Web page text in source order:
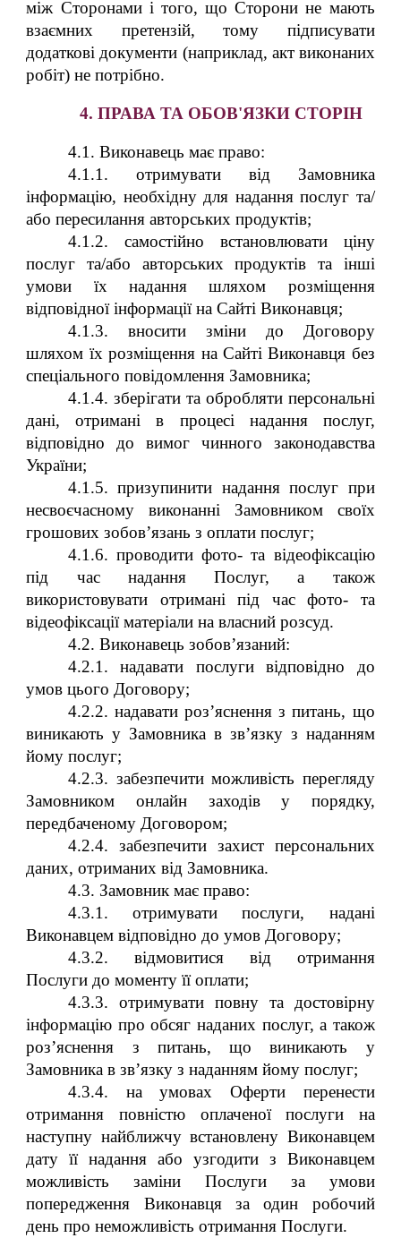
між Сторонами і того, що Сторони не мають
взаємних претензій, тому підписувати
додаткові документи (наприклад, акт виконаних
робіт) не потрібно.
4. ПРАВА ТА ОБОВ'ЯЗКИ СТОРІН
4.1. Виконавець має право:
4.1.1. отримувати від Замовника
інформацію, необхідну для надання послуг та/
або пересилання авторських продуктів;
4.1.2. самостійно встановлювати ціну
послуг та/або авторських продуктів та інші
умови їх надання шляхом розміщення
відповідної інформації на Сайті Виконавця;
4.1.3. вносити зміни до Договору
шляхом їх розміщення на Сайті Виконавця без
спеціального повідомлення Замовника;
4.1.4. зберігати та обробляти персональні
дані, отримані в процесі надання послуг,
відповідно до вимог чинного законодавства
України;
4.1.5. призупинити надання послуг при
несвоєчасному виконанні Замовником своїх
грошових зобов’язань з оплати послуг;
4.1.6. проводити фото- та відеофіксацію
під час надання Послуг, а також
використовувати отримані під час фото- та
відеофіксації матеріали на власний розсуд.
4.2. Виконавець зобов’язаний:
4.2.1. надавати послуги відповідно до
умов цього Договору;
4.2.2. надавати роз’яснення з питань, що
виникають у Замовника в зв’язку з наданням
йому послуг;
4.2.3. забезпечити можливість перегляду
Замовником онлайн заходів у порядку,
передбаченому Договором;
4.2.4. забезпечити захист персональних
даних, отриманих від Замовника.
4.3. Замовник має право:
4.3.1. отримувати послуги, надані
Виконавцем відповідно до умов Договору;
4.3.2. відмовитися від отримання
Послуги до моменту її оплати;
4.3.3. отримувати повну та достовірну
інформацію про обсяг наданих послуг, а також
роз’яснення з питань, що виникають у
Замовника в зв’язку з наданням йому послуг;
4.3.4. на умовах Оферти перенести
отримання повністю оплаченої послуги на
наступну найближчу встановлену Виконавцем
дату її надання або узгодити з Виконавцем
можливість заміни Послуги за умови
попередження Виконавця за один робочий
день про неможливість отримання Послуги.